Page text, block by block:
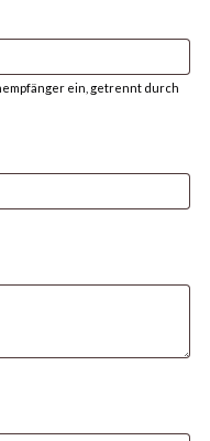
ein, getrennt durch